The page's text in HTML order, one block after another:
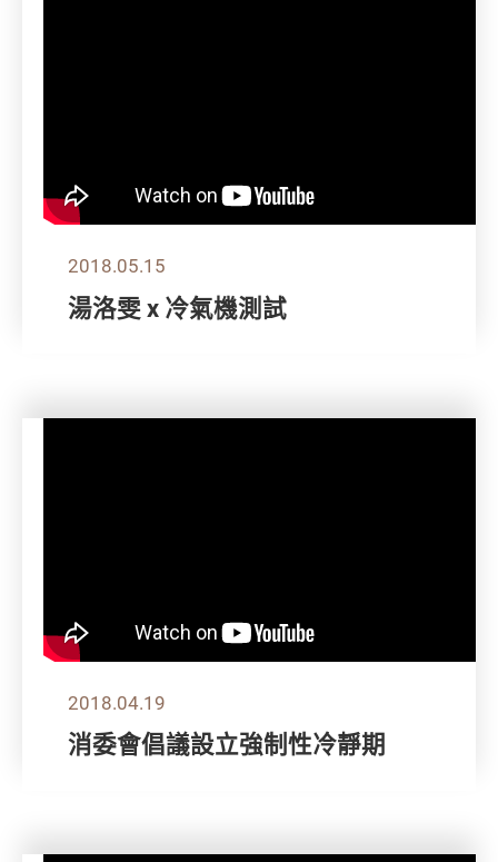
2018.05.15
湯洛雯 x 冷氣機測試
2018.04.19
消委會倡議設立強制性冷靜期